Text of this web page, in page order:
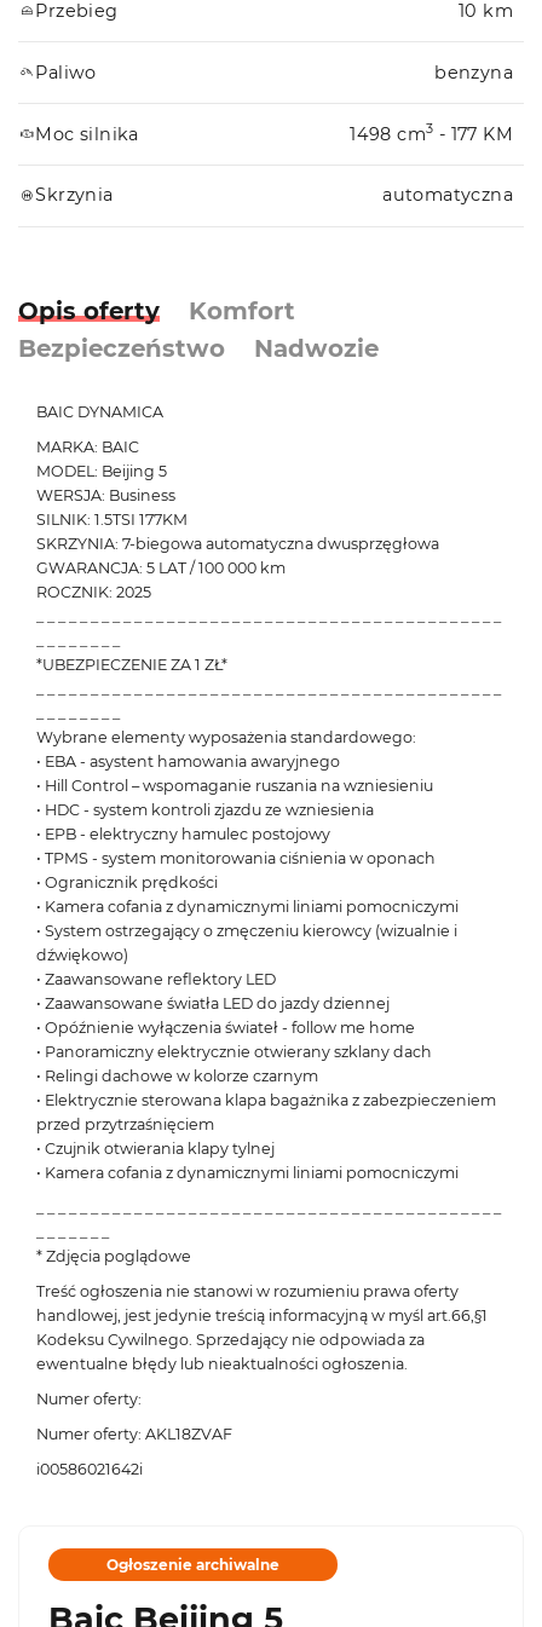
Przebieg 10 km
Paliwo benzyna
Moc silnika 1498 cm3 - 177 KM
Skrzynia automatyczna
Opis oferty
Komfort
Bezpieczeństwo
Nadwozie
BAIC DYNAMICA
MARKA: BAIC
MODEL: Beijing 5
WERSJA: Business
SILNIK: 1.5TSI 177KM
SKRZYNIA: 7-biegowa automatyczna dwusprzęgłowa
GWARANCJA: 5 LAT / 100 000 km
ROCZNIK: 2025
*UBEZPIECZENIE ZA 1 ZŁ*
Wybrane elementy wyposażenia standardowego:
• EBA - asystent hamowania awaryjnego
• Hill Control – wspomaganie ruszania na wzniesieniu
• HDC - system kontroli zjazdu ze wzniesienia
• EPB - elektryczny hamulec postojowy
• TPMS - system monitorowania ciśnienia w oponach
• Ogranicznik prędkości
• Kamera cofania z dynamicznymi liniami pomocniczymi
• System ostrzegający o zmęczeniu kierowcy (wizualnie i
dźwiękowo)
• Zaawansowane reflektory LED
• Zaawansowane światła LED do jazdy dziennej
• Opóźnienie wyłączenia świateł - follow me home
• Panoramiczny elektrycznie otwierany szklany dach
• Relingi dachowe w kolorze czarnym
• Elektrycznie sterowana klapa bagażnika z zabezpieczeniem
przed przytrzaśnięciem
• Czujnik otwierania klapy tylnej
• Kamera cofania z dynamicznymi liniami pomocniczymi
* Zdjęcia poglądowe
Treść ogłoszenia nie stanowi w rozumieniu prawa oferty
handlowej, jest jedynie treścią informacyjną w myśl art.66,§1
Kodeksu Cywilnego. Sprzedający nie odpowiada za
ewentualne błędy lub nieaktualności ogłoszenia.
Numer oferty:
Numer oferty: AKL18ZVAF
i00586021642i
Ogłoszenie archiwalne
Baic Beijing 5